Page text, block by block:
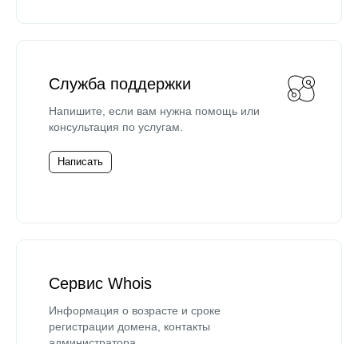
Служба поддержки
Напишите, если вам нужна помощь или
консультация по услугам.
Написать
Сервис Whois
Информация о возрасте и сроке
регистрации домена, контакты